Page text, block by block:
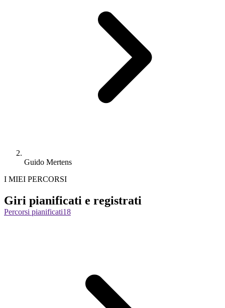
Guido Mertens
I MIEI PERCORSI
Giri pianificati e registrati
Percorsi pianificati18